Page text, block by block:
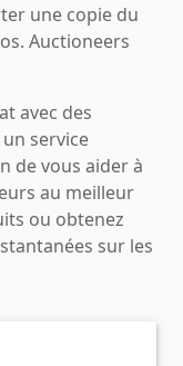
une copie du
Auctioneers
avec des
service
de vous aider à
au meilleur
ou obtenez
sur les